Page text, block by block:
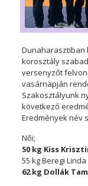
Dunaharasztiban
korosztály
versenyzőt
vasárnapján
Szakosztályunk
következő
Eredmények név
Női;
50 kg Kiss
55 kg Beregi
62 kg Dollák